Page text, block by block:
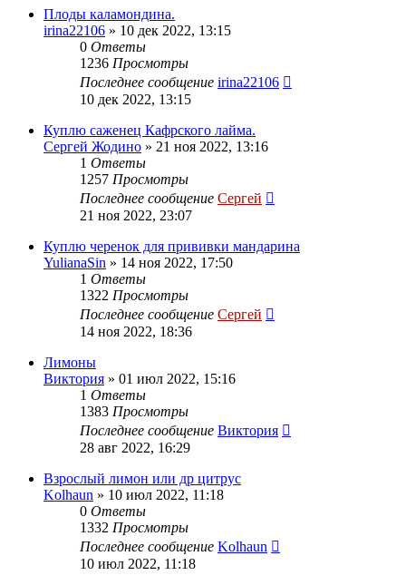
Плоды каламондина.
irina22106 » 10 дек 2022, 13:15
0 Ответы
1236 Просмотры
Последнее сообщение irina22106
10 дек 2022, 13:15
Куплю саженец Кафрского лайма.
Сергей Жодино » 21 ноя 2022, 13:16
1 Ответы
1257 Просмотры
Последнее сообщение Сергей
21 ноя 2022, 23:07
Куплю черенок для прививки мандарина
YulianaSin » 14 ноя 2022, 17:50
1 Ответы
1322 Просмотры
Последнее сообщение Сергей
14 ноя 2022, 18:36
Лимоны
Виктория » 01 июл 2022, 15:16
1 Ответы
1383 Просмотры
Последнее сообщение Виктория
28 авг 2022, 16:29
Взрослый лимон или др цитрус
Kolhaun » 10 июл 2022, 11:18
0 Ответы
1332 Просмотры
Последнее сообщение Kolhaun
10 июл 2022, 11:18